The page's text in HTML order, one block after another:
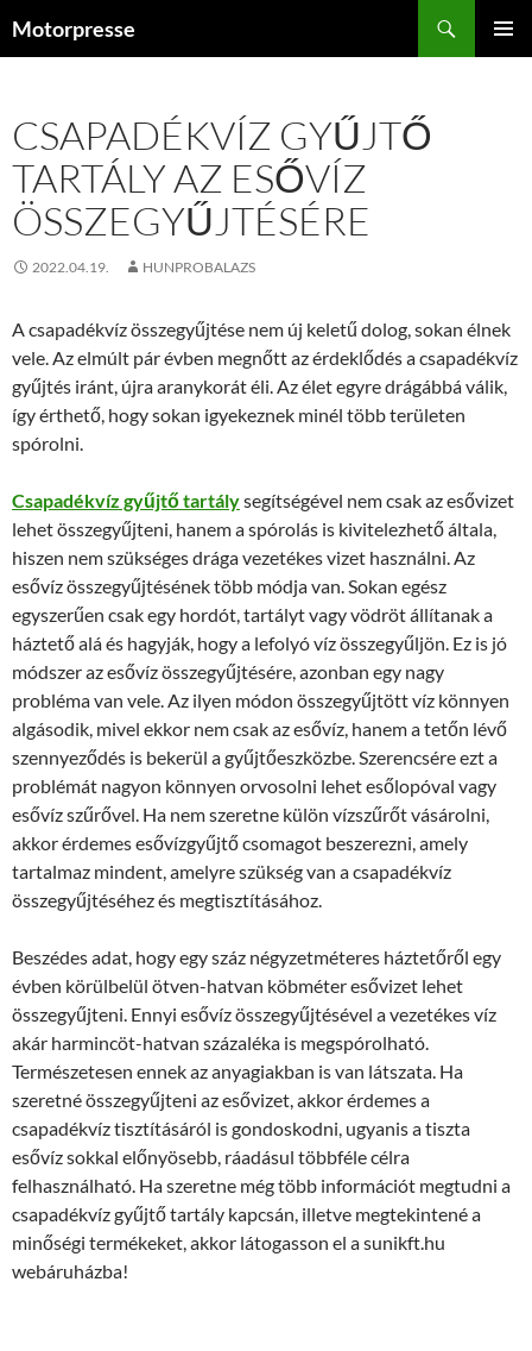
Motorpresse
CSAPADÉKVÍZ GYŰJTŐ
TARTÁLY AZ ESŐVÍZ
ÖSSZEGYŰJTÉSÉRE
2022.04.19. HUNPROBALAZS
A csapadékvíz összegyűjtése nem új keletű dolog, sokan élnek
vele. Az elmúlt pár évben megnőtt az érdeklődés a csapadékvíz
gyűjtés iránt, újra aranykorát éli. Az élet egyre drágábbá válik,
így érthető, hogy sokan igyekeznek minél több területen
spórolni.
Csapadékvíz gyűjtő tartálysegítségével nem csak az esővizet
lehet összegyűjteni, hanem a spórolás is kivitelezhető általa,
hiszen nem szükséges drága vezetékes vizet használni. Az
esővíz összegyűjtésének több módja van. Sokan egész
egyszerűen csak egy hordót, tartályt vagy vödröt állítanak a
háztető alá és hagyják, hogy a lefolyó víz összegyűljön. Ez is jó
módszer az esővíz összegyűjtésére, azonban egy nagy
probléma van vele. Az ilyen módon összegyűjtött víz könnyen
algásodik, mivel ekkor nem csak az esővíz, hanem a tetőn lévő
szennyeződés is bekerül a gyűjtőeszközbe. Szerencsére ezt a
problémát nagyon könnyen orvosolni lehet esőlopóval vagy
esővíz szűrővel. Ha nem szeretne külön vízszűrőt vásárolni,
akkor érdemes esővízgyűjtő csomagot beszerezni, amely
tartalmaz mindent, amelyre szükség van a csapadékvíz
összegyűjtéséhez és megtisztításához.
Beszédes adat, hogy egy száz négyzetméteres háztetőről egy
évben körülbelül ötven-hatvan köbméter esővizet lehet
összegyűjteni. Ennyi esővíz összegyűjtésével a vezetékes víz
akár harmincöt-hatvan százaléka is megspórolható.
Természetesen ennek az anyagiakban is van látszata. Ha
szeretné összegyűjteni az esővizet, akkor érdemes a
csapadékvíz tisztításáról is gondoskodni, ugyanis a tiszta
esővíz sokkal előnyösebb, ráadásul többféle célra
felhasználható. Ha szeretne még több információt megtudni a
csapadékvíz gyűjtő tartály kapcsán, illetve megtekintené a
minőségi termékeket, akkor látogasson el a sunikft.hu
webáruházba!